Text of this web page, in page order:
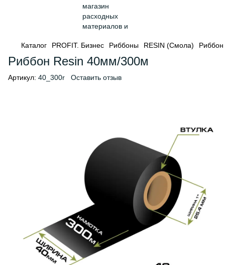
Каталог PROFIT. Бизнес Риббоны RESIN (Смола)
Риббон Resin 40мм/300м
Артикул: 40_300r Оставить отзыв